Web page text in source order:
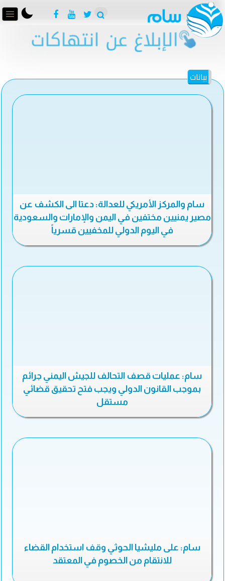
بيانات
سام والمركز الأمريكي للعدالة: دعتا الى الكشف عن
مصير يمنيين مختفين في اليمن والإمارات والسعودية
في اليوم الدولي للمخفيين قسرياً
سام: عمليات قصف التحالف للجيش اليمني جرائم
بموجب القانون الدولي ويجب فتح تحقيق قضائي
مستقل
سام: على مليشيا الحوثي وقف استخدام القضاء
للانتقام من الخصوم في المعتقد